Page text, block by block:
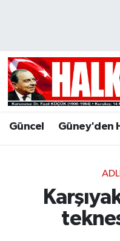
Güncel Güney'den
Hava Durumu
Trafik Durumu
Tüm Manşetler
Son Dakika